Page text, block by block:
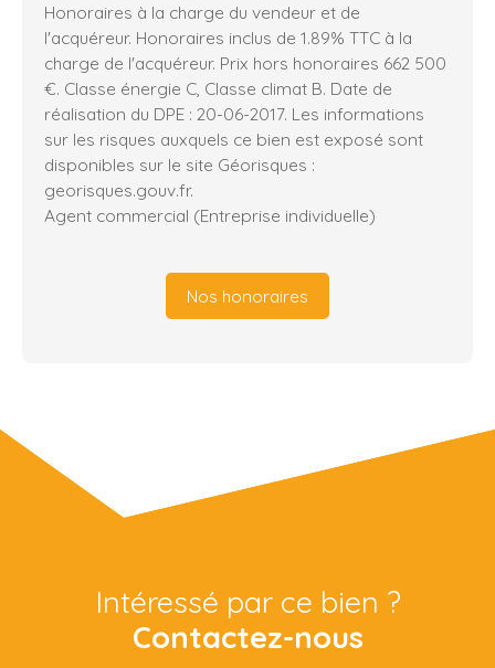
Honoraires à la charge du vendeur et de
l'acquéreur. Honoraires inclus de 1.89% TTC à la
charge de l'acquéreur. Prix hors honoraires 662 500
€. Classe énergie C, Classe climat B. Date de
réalisation du DPE : 20-06-2017. Les informations
sur les risques auxquels ce bien est exposé sont
disponibles sur le site Géorisques :
georisques.gouv.fr.
Agent commercial (Entreprise individuelle)
Nos honoraires
Intéressé par ce bien ?
Contactez-nous